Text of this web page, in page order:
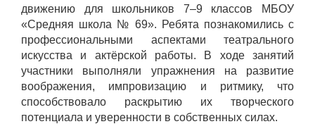
движению для школьников 7–9 классов МБОУ
«Средняя школа № 69». Ребята познакомились с
профессиональными аспектами театрального
искусства и актёрской работы. В ходе занятий
участники выполняли упражнения на развитие
воображения, импровизацию и ритмику, что
способствовало раскрытию их творческого
потенциала и уверенности в собственных силах.